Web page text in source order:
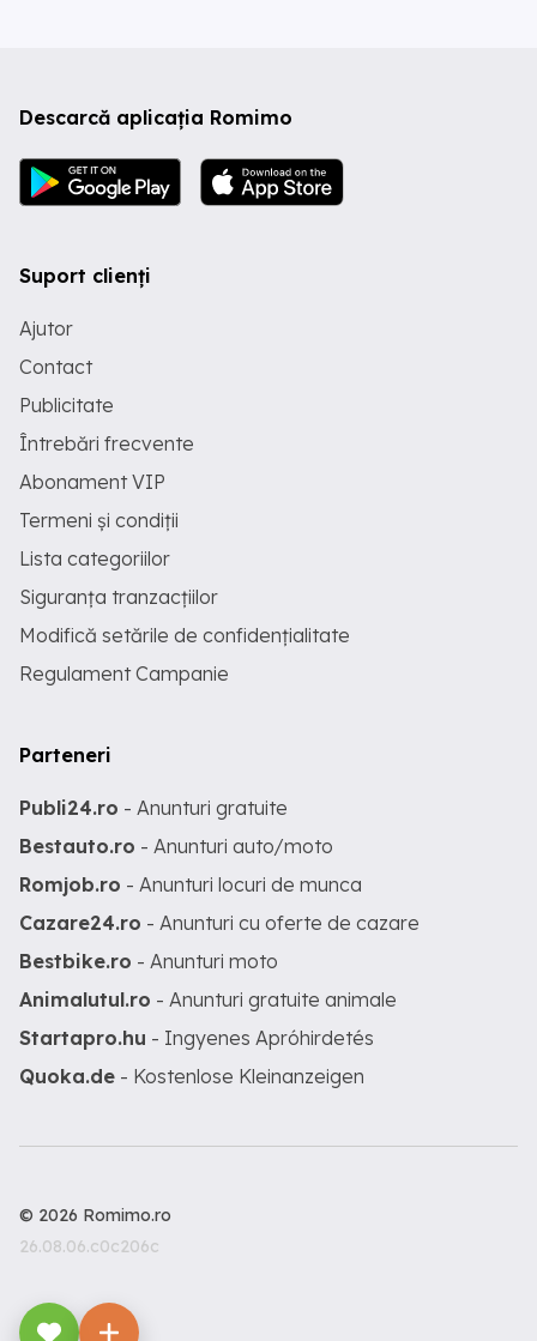
Descarcă aplicația Romimo
Suport clienți
Ajutor
Contact
Publicitate
Întrebări frecvente
Abonament VIP
Termeni și condiții
Lista categoriilor
Siguranța tranzacțiilor
Modifică setările de confidențialitate
Regulament Campanie
Parteneri
Publi24.ro - Anunturi gratuite
Bestauto.ro - Anunturi auto/moto
Romjob.ro - Anunturi locuri de munca
Cazare24.ro - Anunturi cu oferte de cazare
Bestbike.ro - Anunturi moto
Animalutul.ro - Anunturi gratuite animale
Startapro.hu - Ingyenes Apróhirdetés
Quoka.de - Kostenlose Kleinanzeigen
© 2026 Romimo.ro
26.08.06.c0c206c